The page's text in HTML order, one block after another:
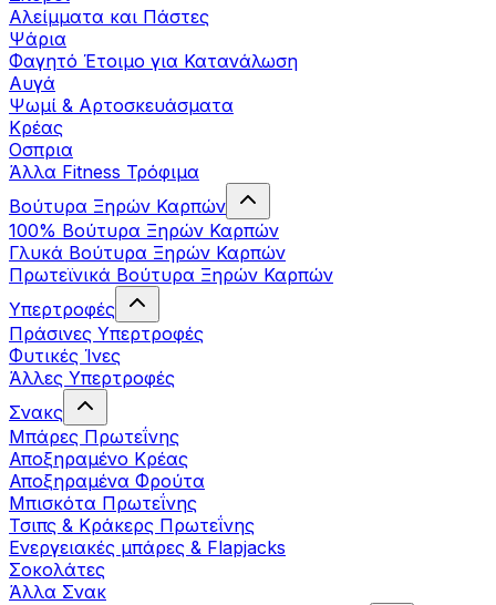
Αλείμματα και Πάστες
Ψάρια
Φαγητό Έτοιμο για Κατανάλωση
Αυγά
Ψωμί & Αρτοσκευάσματα
Κρέας
Οσπρια
Άλλα Fitness Τρόφιμα
Βούτυρα Ξηρών Καρπών
100% Βούτυρα Ξηρών Καρπών
Γλυκά Βούτυρα Ξηρών Καρπών
Πρωτεϊνικά Βούτυρα Ξηρών Καρπών
Υπερτροφές
Πράσινες Υπερτροφές
Φυτικές Ίνες
Άλλες Υπερτροφές
Σνακς
Μπάρες Πρωτεΐνης
Αποξηραμένο Κρέας
Αποξηραμένα Φρούτα
Μπισκότα Πρωτεΐνης
Τσιπς & Kράκερς Πρωτεΐνης
Ενεργειακές μπάρες & Flapjacks
Σοκολάτες
Άλλα Σνακ